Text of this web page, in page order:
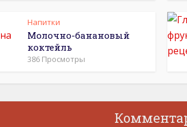
Напитки
Молочно-банановый
коктейль
386 Просмотры